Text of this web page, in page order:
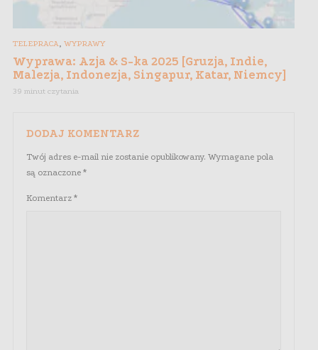
TELEPRACA, WYPRAWY
Wyprawa: Azja & S-ka 2025 [Gruzja, Indie,
Malezja, Indonezja, Singapur, Katar, Niemcy]
39 minut czytania
DODAJ KOMENTARZ
Twój adres e-mail nie zostanie opublikowany. Wymagane pola
są oznaczone *
Komentarz *